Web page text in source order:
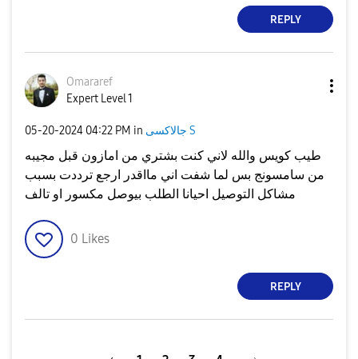
REPLY
Omararef
Expert Level 1
‎05-20-2024 04:22 PM in جالاكسى S
طيب كويس والله لاني كنت بشتري من امازون قبل مجيبه
من سامسونج بس لما شفت اني مااقدر ارجع ترددت بسبب
مشاكل التوصيل احيانا الطلب بيوصل مكسور او تالف
0 Likes
REPLY